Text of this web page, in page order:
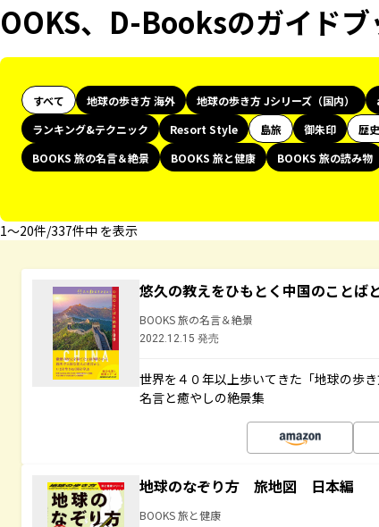
OOKS、D-Booksのガイドブ
すべて 地球の歩き方 海外 地球の歩き方 Jシリーズ（国内）
ランキング&テクニック
Resort Style 島旅 御朱印 歴
BOOKS 旅の名言＆絶景
BOOKS 旅と健康 BOOKS 旅の読み物
1〜20件/337件中 を表示
悠久の教えをひもとく中国のことば
BOOKS 旅の名言＆絶景
2022.12.15 発売
世界を４０年以上歩いてきた「地球の歩
名言と癒やしの絶景集
地球のなぞり方 旅地図 日本編
BOOKS 旅と健康